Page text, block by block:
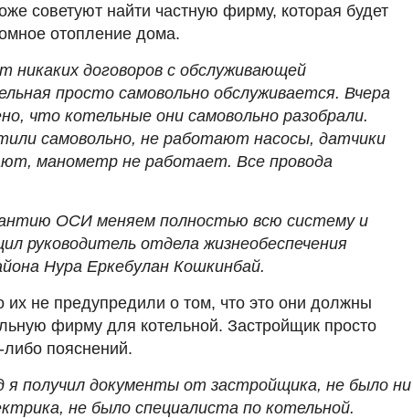
советуют найти частную фирму, которая будет
отопление дома.
никаких договоров с обслуживающей
просто самовольно обслуживается. Вчера
что котельные они самовольно разобрали.
самовольно, не работают насосы, датчики
манометр не работает. Все провода
ОСИ меняем полностью всю систему и
руководитель отдела жизнеобеспечения
Нура Еркебулан Кошкинбай.
не предупредили о том, что это они должны
фирму для котельной. Застройщик просто
пояснений.
я получил документы от застройщика, не было ни
не было специалиста по котельной.